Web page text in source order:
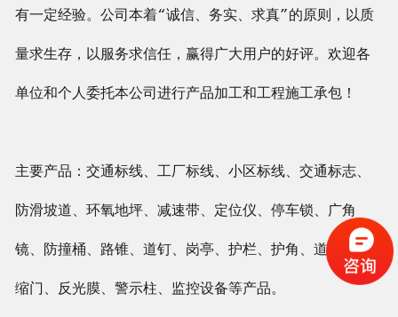
有一定经验。公司本着“诚信、务实、求真”的原则，以质
量求生存，以服务求信任，赢得广大用户的好评。欢迎各
单位和个人委托本公司进行产品加工和工程施工承包！
主要产品：交通标线、工厂标线、小区标线、交通标志、
防滑坡道、环氧地坪、减速带、定位仪、停车锁、广角
镜、防撞桶、路锥、道钉、岗亭、护栏、护角、道闸、伸
缩门、反光膜、警示柱、监控设备等产品。